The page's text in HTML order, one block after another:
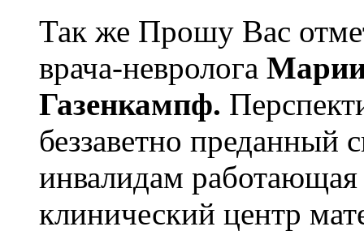
Так же Прошу Вас
врача-невролога
Газенкампф.
беззаветно преданный
инвалидам
клинический центр